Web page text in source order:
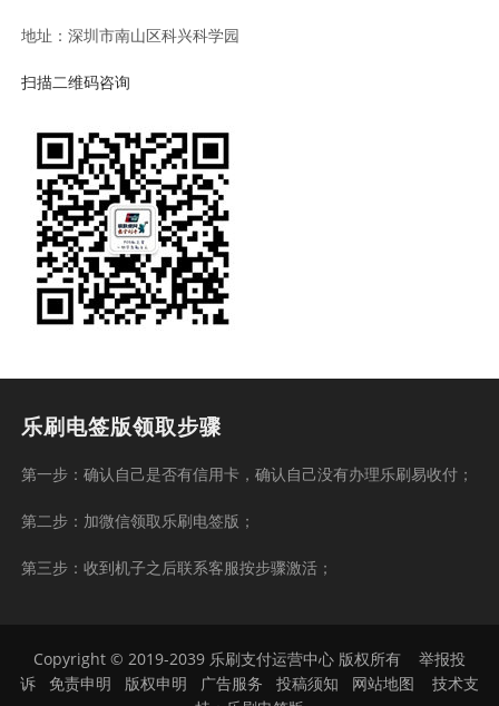
地址：深圳市南山区科兴科学园
扫描二维码咨询
乐刷电签版领取步骤
第一步：确认自己是否有信用卡，确认自己没有办理乐刷易收付；
第二步：加微信领取乐刷电签版；
第三步：收到机子之后联系客服按步骤激活；
Copyright © 2019-2039 乐刷支付运营中心 版权所有 举报投
诉
免责申明 版权申明 广告服务 投稿须知 网站地图 技术支